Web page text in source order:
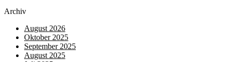
Archiv
August 2026
Oktober 2025
September 2025
August 2025